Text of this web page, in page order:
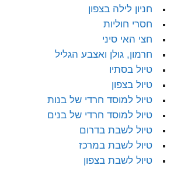
חניון לילה בצפון
חסרי חוליות
חצי האי סיני
חרמון, גולן ואצבע הגליל
טיול בסתיו
טיול בצפון
טיול למוסד חרדי של בנות
טיול למוסד חרדי של בנים
טיול לשבת בדרום
טיול לשבת במרכז
טיול לשבת בצפון